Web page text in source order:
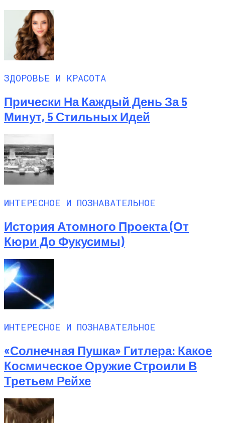
ЗДОРОВЬЕ И КРАСОТА
Прически На Каждый День За 5
Минут, 5 Стильных Идей
ИНТЕРЕСНОЕ И ПОЗНАВАТЕЛЬНОЕ
История Атомного Проекта (от
Кюри До Фукусимы)
ИНТЕРЕСНОЕ И ПОЗНАВАТЕЛЬНОЕ
«Солнечная Пушка» Гитлера: Какое
Космическое Оружие Строили В
Третьем Рейхе